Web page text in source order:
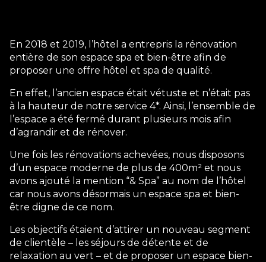
En 2018 et 2019, l’hôtel a entrepris la rénovation
entière de son espace spa et bien-être afin de
proposer une offre hôtel et spa de qualité.
En effet, l’ancien espace était vétuste et n’était pas
à la hauteur de notre service 4*. Ainsi, l’ensemble de
l’espace a été fermé durant plusieurs mois afin
d’agrandir et de rénover.
Une fois les rénovations achevées, nous disposons
d’un espace moderne de plus de 400m² et nous
avons ajouté la mention “& Spa” au nom de l’hôtel
car nous avons désormais un espace spa et bien-
être digne de ce nom.
Les objectifs étaient d’attirer un nouveau segment
de clientèle – les séjours de détente et de
relaxation au vert – et de proposer un espace bien-